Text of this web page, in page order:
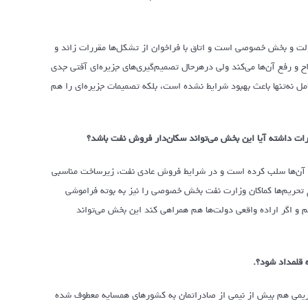
و بخش خصوصی است و اتاق با فراخوان از تشکل‌ها مقررات زائد و
و رفع آن‌ها می‌کند ولی درهرحال تصمیم‌گیری‌های جزیره‌ای آفتی جدی
نه‌تنها باعث بهبود شرایط نشده است، بلکه تصمیمات جزیره‌ای را هم
داشته آیا این بخش می‌تواند سکان‌دار فروش نفت باشد؟
آن‌ها سلب کرده است و در شرایط فروش عادی نفت، زیرساخت مناسبی
کماکان وزارت نفت بخش خصوصی را نیز به بوته فراموشی
و اگر اراده واقعی دولت‌ها هم همراهی کند این بخش می‌تواند
قلمداد شود؟.
هم بیش از نیمی از صادراتمان به کشورهای همسایه معطوف شده